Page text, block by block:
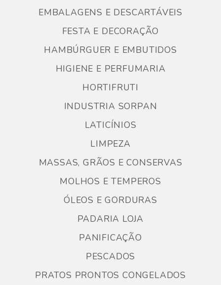
EMBALAGENS E DESCARTÁVEIS
FESTA E DECORAÇÃO
HAMBÚRGUER E EMBUTIDOS
HIGIENE E PERFUMARIA
HORTIFRUTI
INDUSTRIA SORPAN
LATICÍNIOS
LIMPEZA
MASSAS, GRÃOS E CONSERVAS
MOLHOS E TEMPEROS
ÓLEOS E GORDURAS
PADARIA LOJA
PANIFICAÇÃO
PESCADOS
PRATOS PRONTOS CONGELADOS